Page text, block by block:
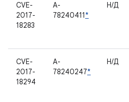
CVE-
2017-
18283
A-
78240411*
Н/Д
CVE-
2017-
18294
A-
78240247*
Н/Д